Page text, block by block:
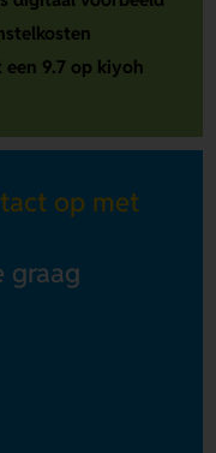
9.7 op kiyoh
op met
graag